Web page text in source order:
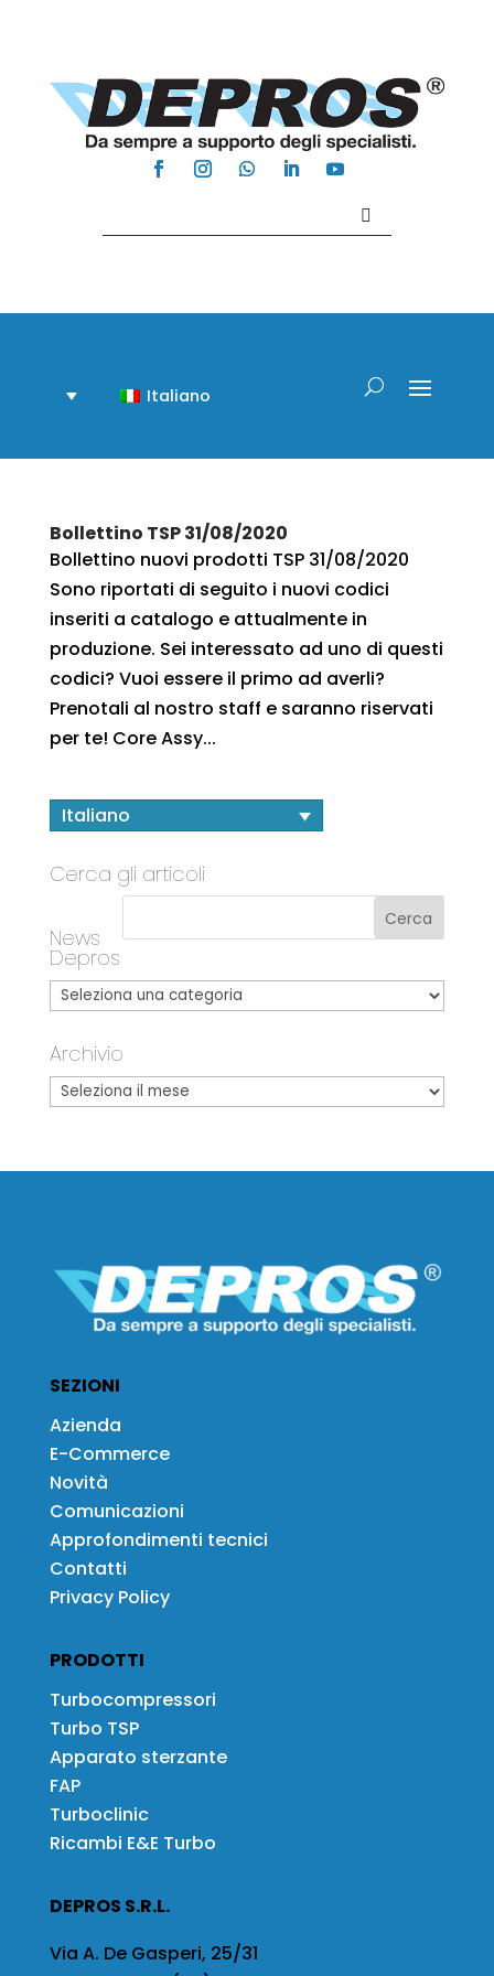
Italiano
Bollettino TSP 31/08/2020
Bollettino nuovi prodotti TSP 31/08/2020
Sono riportati di seguito i nuovi codici
inseriti a catalogo e attualmente in
produzione. Sei interessato ad uno di questi
codici? Vuoi essere il primo ad averli?
Prenotali al nostro staff e saranno riservati
per te! Core Assy...
Italiano
Cerca gli articoli
News
Depros
Archivio
SEZIONI
Azienda
E-Commerce
Novità
Comunicazioni
Approfondimenti tecnici
Contatti
Privacy Policy
PRODOTTI
Turbocompressori
Turbo TSP
Apparato sterzante
FAP
Turboclinic
Ricambi E&E Turbo
DEPROS S.R.L.
Via A. De Gasperi, 25/31